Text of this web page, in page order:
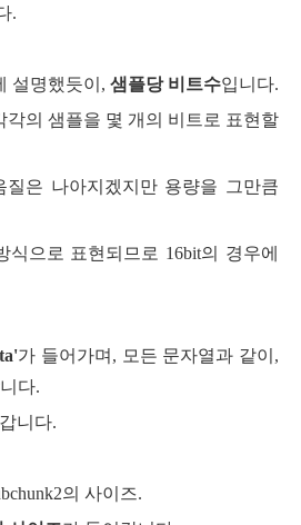
.
설명했듯이, 샘플당 비트수입니다.
각의 샘플을 몇 개의 비트로 표현할
은 나아지겠지만 용량을 그만큼
식으로 표현되므로 16bit의 경우에
가 들어가며, 모든 문자열과 같이,
다.
니다.
의 사이즈.